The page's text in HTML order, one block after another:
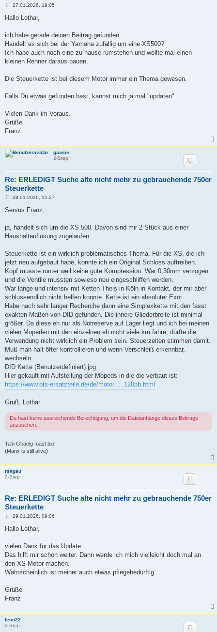
B
i
a
27.01.2026, 19:05
Hallo Lothar,
ich habe gerade deinen Beitrag gefunden.
Handelt es sich bei der Yamaha zufällig um eine XS500?
Ich habe auch noch eine zu hause rumstehen und wollte mal einen
kleinen Renner daraus bauen.
Die Steuerkette ist bei diesem Motor immer ein Thema gewesen.
Falls Du etwas gefunden hast, kannst mich ja mal "updaten".
Vielen Dank im Voraus.
Grüße
Franz
gaasie
2-Step
Re: ERLEDIGT Suche alte nicht mehr zu gebrauchende 750er
Steuerkette
B
i
g
28.01.2026, 15:27
Servus Franz,
ja, handelt sich um die XS 500. Davon sind mir 2 Stück aus einer
Haushaltauflösung zugelaufen.
Steuerkette ist ein wirklich problematisches Thema. Für die XS, die ich
jetzt neu aufgebaut habe, konnte ich ein Original Schloss auftreiben.
Kopf musste runter weil keine gute Kompression. War 0,30mm verzogen
und die Ventile mussten sowieso neu eingeschliffen werden.
War lange und intensiv mit Ketten Theis in Köln in Kontakt, der mir aber
schlussendlich nicht helfen konnte. Kette ist ein absoluter Exot.
Habe nach sehr langer Recherche dann eine Simplexkette mit den fasst
exakten Maßen von DID gefunden. Die innere Gliederbreite ist minimal
größer. Da diese eh nur als Notreserve auf Lager liegt und ich bei meinen
vielen Mopeden mit den einzelnen eh nicht viele km fahre, dürfte die
Verwendung nicht wirklich ein Problem sein. Steuerzeiten stimmen damit.
Muß man halt öfter kontrollieren und wenn Verschleiß erkennbar,
wechseln.
DID Kette (Benutzerdefiniert).jpg
Hier gekauft mit Aufstellung der Mopeds in die die verbaut ist:
https://www.bts-ersatzteile.de/de/motor ... 120pb.html
Gruß, Lothar
Du hast keine ausreichende Berechtigung, um die Dateianhänge dieses Beitrags
anzusehen.
Ta'n Ghaelg foast bio
(Manx is still alive)
rsagau
2-Step
Re: ERLEDIGT Suche alte nicht mehr zu gebrauchende 750er
Steuerkette
B
i
a
29.01.2026, 09:06
Hallo Lothar,
vielen Dank für das Update.
Das hilft mir schon weiter. Dann werde ich mich vielleicht doch mal an
den XS Motor machen.
Wahrscheinlich ist meiner auch etwas pflegebedürftig.
Grüße
Franz
leon22
2-Step